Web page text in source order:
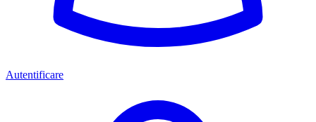
Autentificare